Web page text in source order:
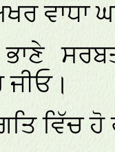
ਵਾਧਾ
ਸਰਬਤ
ਜੀਓ।
ਵਿੱਚ ਹੋ